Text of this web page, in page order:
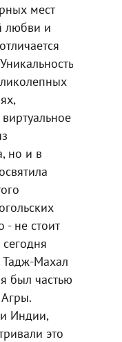
мест
любви и
но и в
- не стоит
Махал
был частью
Индии,
это